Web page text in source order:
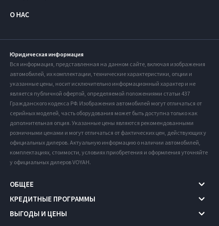
О НАС
Юридическая информация
Вся информация, представленная на данном сайте, включая изображения
автомобилей, их комплектации, технические характеристики, опции и
указанные цены, носит исключительно информационный характер и не
является публичной офертой, определяемой положениями статьи 437
Гражданского кодекса РФ. Изображения автомобилей могут отличаться от
серийных моделей, часть оборудования может быть доступна только как
дополнительная опция. Указанные цены являются рекомендованными
розничными ценами и могут отличаться от фактических цен, действующих у
официальных дилеров. Актуальную информацию о наличии автомобилей,
комплектациях, стоимости, условиях приобретения и оформления уточняйте
у официальных дилеров VOYAH.
ОБЩЕЕ
КРЕДИТНЫЕ ПРОГРАММЫ
ВЫГОДЫ И ЦЕНЫ